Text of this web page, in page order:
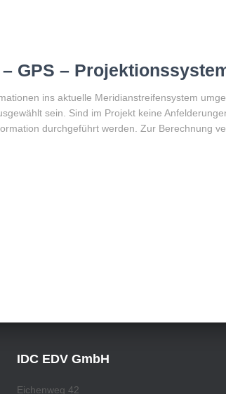
GPS –
ins aktuelle Meridianstreifensystem
sein. Sind im Projekt keine
durchgeführt werden. Zur Berechnung
IDC EDV GmbH
Eichenweg 42